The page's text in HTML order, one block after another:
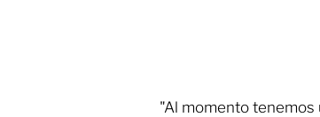
"Al momento tenemos